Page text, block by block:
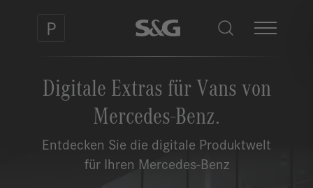
Digitale Extras für Vans von
Mercedes-Benz.
Entdecken Sie die digitale Produktwelt
für Ihren Mercedes-Benz